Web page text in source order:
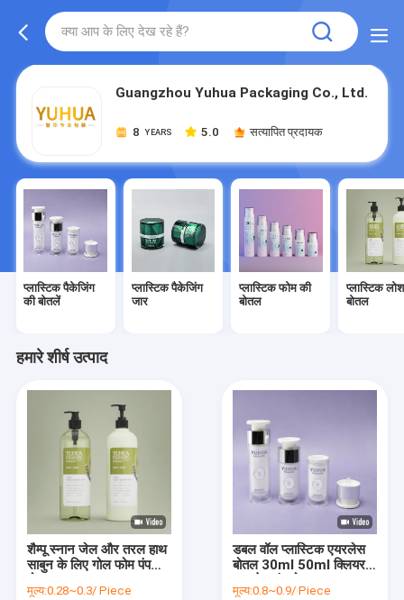
Guangzhou Yuhua Packaging Co., Ltd.
8 YEARS 5.0 सत्यापित प्रदायक
प्लास्टिक पैकेजिंग
की बोतलें
प्लास्टिक पैकेजिंग
जार
प्लास्टिक फोम की
बोतल
प्लास्टिक
बोतल
हमारे शीर्ष उत्पाद
शैम्पू स्नान जेल और तरल हाथ
साबुन के लिए गोल फोम पंप
मूल्य:0.28~0.3/ Piece
डबल वॉल प्लास्टिक एयरलेस
बोतल 30ml 50ml क्लियर
मूल्य:0.8~0.9/ Piece